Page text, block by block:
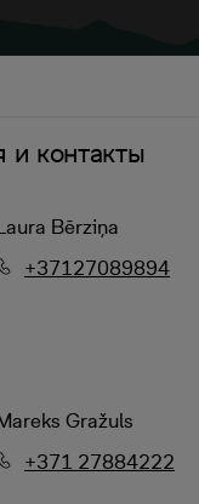
контакты
Bērziņa
+37127089894
Gražuls
+371 27884222